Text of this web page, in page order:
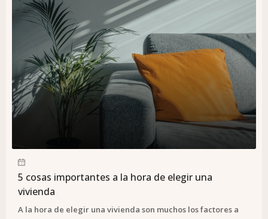
5 cosas importantes a la hora de elegir una
vivienda
A la hora de elegir una vivienda son muchos los factores a